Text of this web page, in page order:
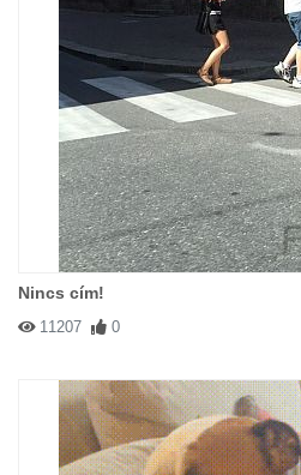
Nincs cím!
11207 0